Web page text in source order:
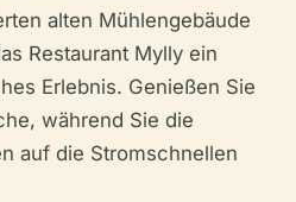
alten Mühlengebäude
Restaurant Mylly ein
Erlebnis. Genießen Sie
während Sie die
auf die Stromschnellen